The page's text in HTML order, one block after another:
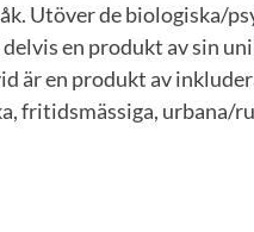
Utöver de biologiska/
en produkt av sin
är en produkt av
fritidsmässiga, urbana/